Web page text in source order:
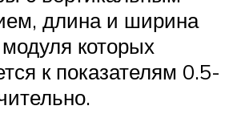
длина и ширина
которых
к показателям 0.5-